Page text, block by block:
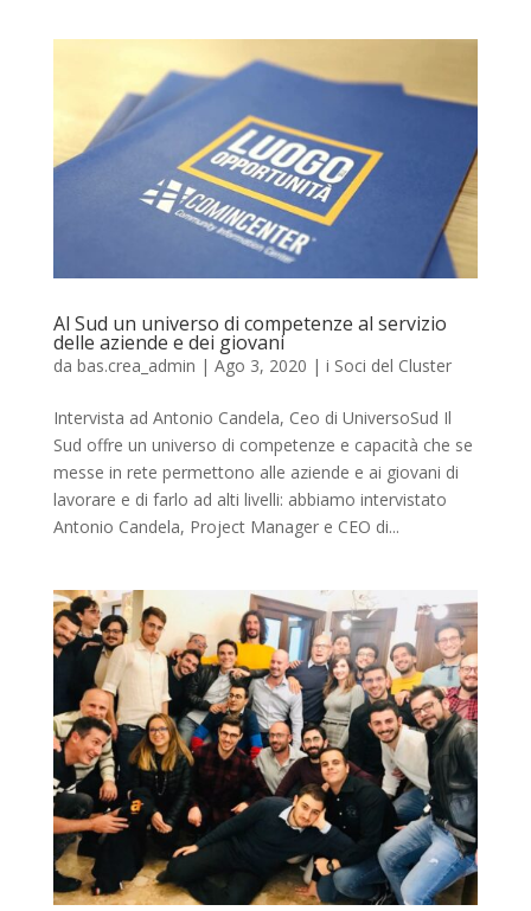
Al Sud un universo di competenze al servizio
delle aziende e dei giovani
da bas.crea_admin | Ago 3, 2020 | i Soci del Cluster
Intervista ad Antonio Candela, Ceo di UniversoSud Il
Sud offre un universo di competenze e capacità che se
messe in rete permettono alle aziende e ai giovani di
lavorare e di farlo ad alti livelli: abbiamo intervistato
Antonio Candela, Project Manager e CEO di...